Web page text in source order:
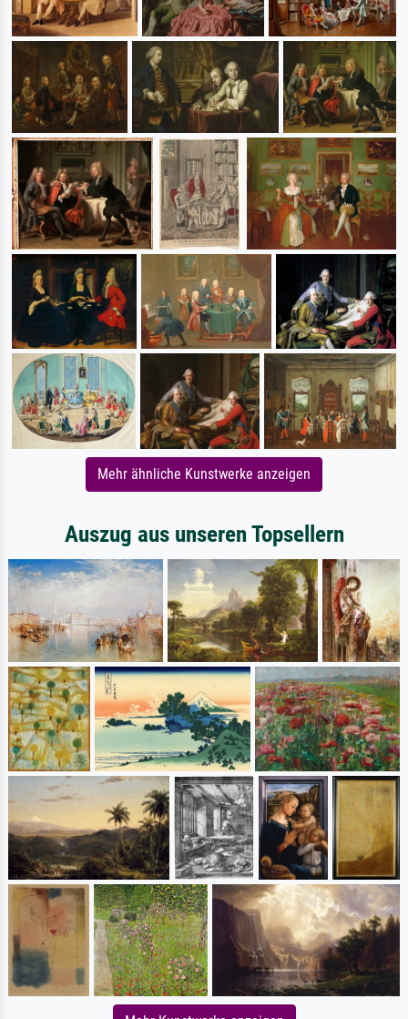
Mehr ähnliche Kunstwerke anzeigen
Auszug aus unseren Topsellern